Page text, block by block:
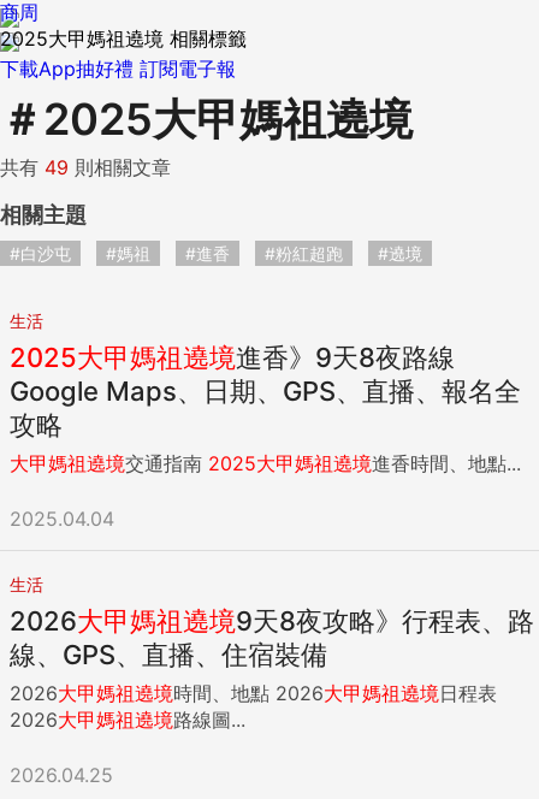
下載App抽好禮 訂閱電子報
商周
2025大甲媽祖遶境 相關標籤
＃ 2025大甲媽祖遶境
共有 49 則相關文章
相關主題
#白沙屯 #媽祖 #進香 #粉紅超跑 #遶境
生活
2025大甲媽祖遶境進香》9天8夜路線
Google Maps、日期、GPS、直播、報名全
攻略
大甲媽祖遶境交通指南 2025大甲媽祖遶境進香時間、地點...
2025.04.04
生活
2026大甲媽祖遶境9天8夜攻略》行程表、路
線、GPS、直播、住宿裝備
2026大甲媽祖遶境 時間、地點 2026大甲媽祖遶境日程表
2026大甲媽祖遶境路線圖...
2026.04.25